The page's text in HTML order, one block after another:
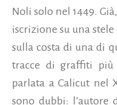
Noli solo nel 1449.
iscrizione su una
sulla costa di una di
tracce di graffiti più
parlata a Calicut nel
sono dubbi: l’autore